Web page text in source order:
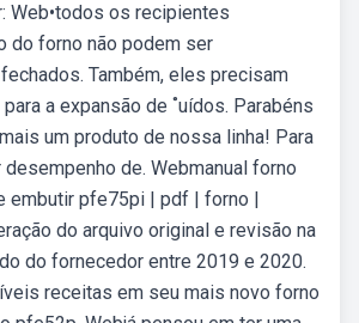
Web•todos os recipientes
do forno não podem ser
Também, eles precisam
a expansão de ˚uídos. Parabéns
um produto de nossa linha! Para
de. Webmanual forno
embutir pfe75pi | pdf | forno |
do arquivo original e revisão na
do fornecedor entre 2019 e 2020.
receitas em seu mais novo forno